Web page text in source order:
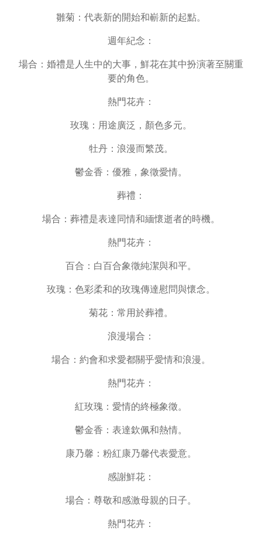
雛菊：代表新的開始和嶄新的起點。
週年紀念：
場合：婚禮是人生中的大事，鮮花在其中扮演著至關重
要的角色。
熱門花卉：
玫瑰：用途廣泛，顏色多元。
牡丹：浪漫而繁茂。
鬱金香：優雅，象徵愛情。
葬禮：
場合：葬禮是表達同情和緬懷逝者的時機。
熱門花卉：
百合：白百合象徵純潔與和平。
玫瑰：色彩柔和的玫瑰傳達慰問與懷念。
菊花：常用於葬禮。
浪漫場合：
場合：約會和求愛都關乎愛情和浪漫。
熱門花卉：
紅玫瑰：愛情的終極象徵。
鬱金香：表達欽佩和熱情。
康乃馨：粉紅康乃馨代表愛意。
感謝鮮花：
場合：尊敬和感激母親的日子。
熱門花卉：